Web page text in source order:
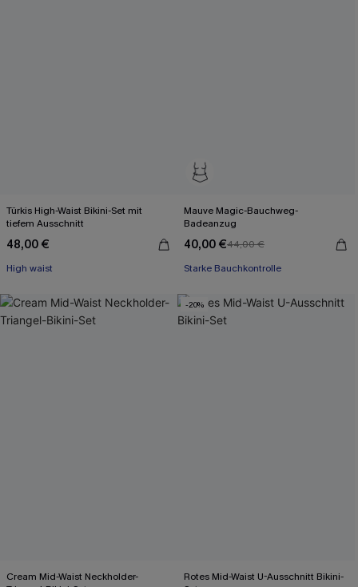
Türkis High-Waist Bikini-Set mit
tiefem Ausschnitt
48,00 €
High waist
Mauve Magic-Bauchweg-
Badeanzug
40,00 €44,00 €
Starke Bauchkontrolle
Cream Mid-Waist Neckholder-
-20%
Rotes Mid-Waist U-Ausschnitt Bikini-